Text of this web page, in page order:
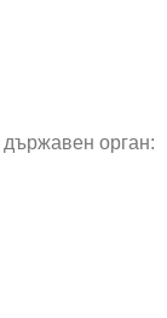
орган: